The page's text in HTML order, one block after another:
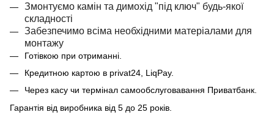
Змонтуємо камін та димохід "під ключ" будь-якої
складності
Забезпечимо всіма необхідними матеріалами для
монтажу
Готівкою при отриманні.
Кредитною картою в privat24, LiqPay.
Через касу чи термінал самообслуговавання Приватбанк.
Гарантія від виробника від 5 до 25 років.